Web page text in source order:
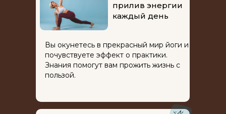
Вы окунетесь в прекрасный мир йоги и
почувствуете эффект о практики.
Знания помогут вам прожить жизнь с
пользой.
прилив энергии
каждый день